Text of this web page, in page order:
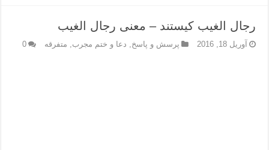
رجال الغیب کیستند – معنی رجال الغیب
آوریل 18, 2016 پرسش و پاسخ, دعا و ختم مجرب, متفرقه 0